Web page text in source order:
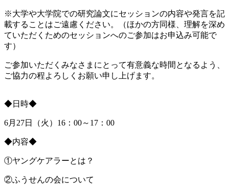
※大学や大学院での研究論文にセッションの内容や発言を記
載することはご遠慮ください。（ほかの方同様、理解を深め
ていただくためのセッションへのご参加はお申込み可能で
す）
ご参加いただくみなさまにとって有意義な時間となるよう、
ご協力の程よろしくお願い申し上げます。
◆日時◆
6月27日（火）16：00～17：00
◆内容◆
①ヤングケアラーとは？
②ふうせんの会について